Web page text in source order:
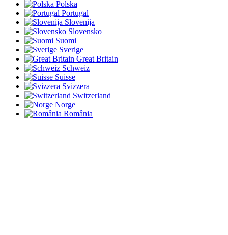
Polska
Portugal
Slovenija
Slovensko
Suomi
Sverige
Great Britain
Schweiz
Suisse
Svizzera
Switzerland
Norge
România